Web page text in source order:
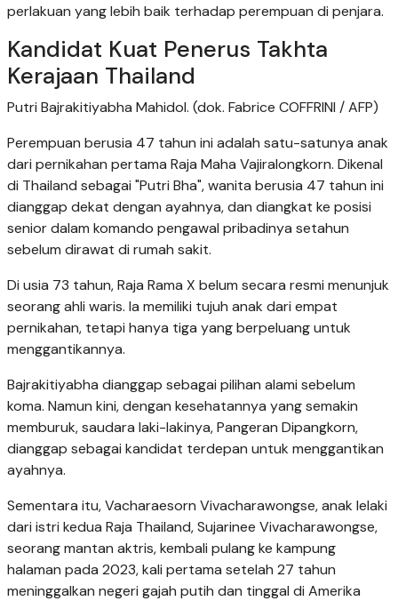
perlakuan yang lebih baik terhadap perempuan di penjara.
Kandidat Kuat Penerus Takhta
Kerajaan Thailand
Putri Bajrakitiyabha Mahidol. (dok. Fabrice COFFRINI / AFP)
Perempuan berusia 47 tahun ini adalah satu-satunya anak
dari pernikahan pertama Raja Maha Vajiralongkorn. Dikenal
di Thailand sebagai "Putri Bha", wanita berusia 47 tahun ini
dianggap dekat dengan ayahnya, dan diangkat ke posisi
senior dalam komando pengawal pribadinya setahun
sebelum dirawat di rumah sakit.
Di usia 73 tahun, Raja Rama X belum secara resmi menunjuk
seorang ahli waris. Ia memiliki tujuh anak dari empat
pernikahan, tetapi hanya tiga yang berpeluang untuk
menggantikannya.
Bajrakitiyabha dianggap sebagai pilihan alami sebelum
koma. Namun kini, dengan kesehatannya yang semakin
memburuk, saudara laki-lakinya, Pangeran Dipangkorn,
dianggap sebagai kandidat terdepan untuk menggantikan
ayahnya.
Sementara itu, Vacharaesorn Vivacharawongse, anak lelaki
dari istri kedua Raja Thailand, Sujarinee Vivacharawongse,
seorang mantan aktris, kembali pulang ke kampung
halaman pada 2023, kali pertama setelah 27 tahun
meninggalkan negeri gajah putih dan tinggal di Amerika